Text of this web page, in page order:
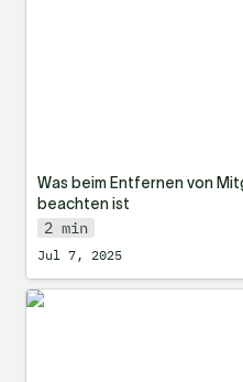
Was beim Entfernen von
beachten ist
2 min
Jul 7, 2025
Notion Formulare: